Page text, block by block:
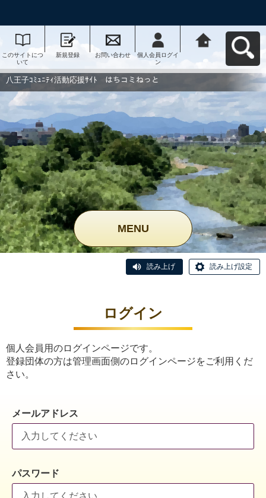
このサイトにつ
いて
新規登録 お問い合わせ
個人会員ログイ
ン
動応援ｻｲﾄ はち
コミねっとへ戻
八王子ｺﾐｭﾆﾃｨ活動応援ｻｲﾄ はちコミねっと
MENU
読み上げ 読み上げ設定
ログイン
個人会員用のログインページです。
登録団体の方は管理画面側のログインページをご利用くだ
さい。
メールアドレス
パスワード